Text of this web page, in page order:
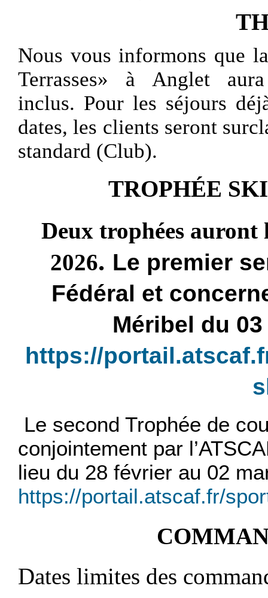
Nous vous informons que
Terrasses» à Anglet
inclus. Pour les séjours
dates, les clients seront
standard (Club).
TROPHÉE
Deux trophées
2026. Le premier
Fédéral et
Méribel du
https://
Le second Trophée de
conjointement par
lieu du 28 février au 02
https://portail.atscaf.fr/
Dates limites des